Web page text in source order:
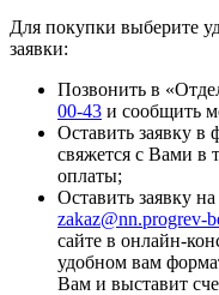
Для покупки выберите
заявки:
Позвонить в
00-43 и сообщить
Оставить заявку в
свяжется с Вами в
оплаты;
Оставить заявку
zakaz@nn.progrev-
сайте в онлайн-
удобном вам
Вам и выставит